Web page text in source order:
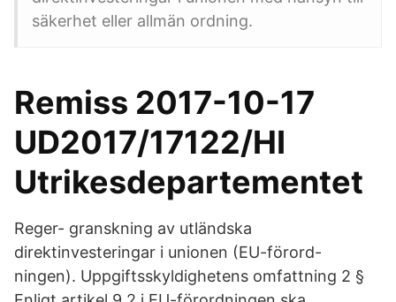
säkerhet eller allmän ordning.
Remiss 2017-10-17
UD2017/17122/HI
Utrikesdepartementet
Reger- granskning av utländska
direktinvesteringar i unionen (EU-förord-
ningen). Uppgiftsskyldighetens omfattning 2 §